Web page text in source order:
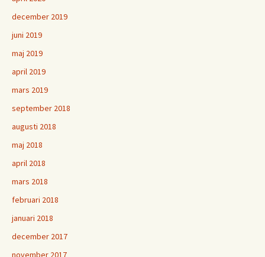
december 2019
juni 2019
maj 2019
april 2019
mars 2019
september 2018
augusti 2018
maj 2018
april 2018
mars 2018
februari 2018
januari 2018
december 2017
november 2017